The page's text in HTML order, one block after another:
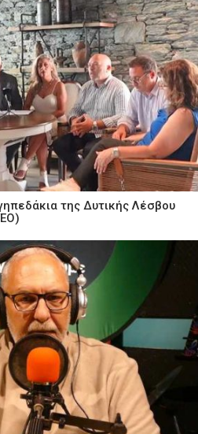
της Δυτικής Λέσβου